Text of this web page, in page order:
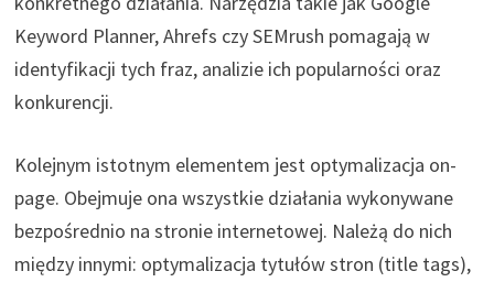
Keyword Planner, Ahrefs czy SEMrush pomagają w
identyfikacji tych fraz, analizie ich popularności oraz
konkurencji.
Kolejnym istotnym elementem jest optymalizacja on-
page. Obejmuje ona wszystkie działania wykonywane
bezpośrednio na stronie internetowej. Należą do nich
między innymi: optymalizacja tytułów stron (title tags),